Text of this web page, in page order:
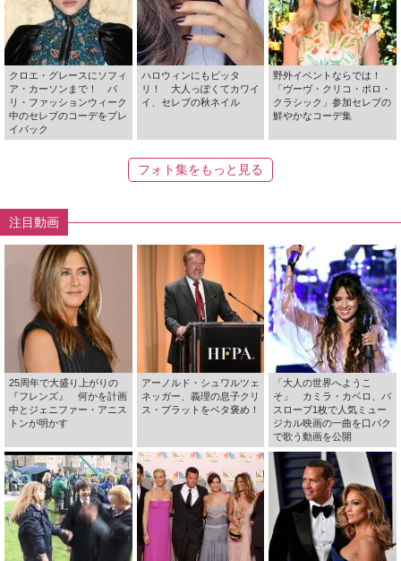
クロエ・グレースにソフィ
ア・カーソンまで！ パ
リ・ファッションウィーク
中のセレブのコーデをプレ
イバック
ハロウィンにもピッタ
リ！ 大人っぽくてカワイ
イ、セレブの秋ネイル
野外イベントならでは！
「ヴーヴ・クリコ・ポロ・
クラシック」参加セレブの
鮮やかなコーデ集
フォト集をもっと見る
注目動画
25周年で大盛り上がりの
『フレンズ』 何かを計画
中とジェニファー・アニス
トンが明かす
アーノルド・シュワルツェ
ネッガー、義理の息子クリ
ス・プラットをベタ褒め！
「大人の世界へようこ
そ」 カミラ・カベロ、バ
スローブ1枚で人気ミュー
ジカル映画の一曲を口パク
で歌う動画を公開